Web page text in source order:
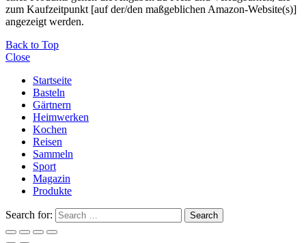
zum Kaufzeitpunkt [auf der/den maßgeblichen Amazon-Website(s)]
angezeigt werden.
Back to Top
Close
Startseite
Basteln
Gärtnern
Heimwerken
Kochen
Reisen
Sammeln
Sport
Magazin
Produkte
Search for: Search